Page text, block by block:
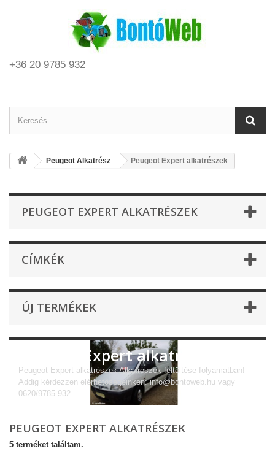
+36 20 9785 932
Peugeot Alkatrész Peugeot Expert alkatrészek
PEUGEOT EXPERT ALKATRÉSZEK
CÍMKÉK
ÚJ TERMÉKEK
Peugeot Expert alkatrészek
Peugeot Expert alkatrészek Alkatrészek feltöltése folyamatban!
Addig kérdezzen elérhetőségeinken: info@bontoweb.hu vagy
0620/9785-932
PEUGEOT EXPERT ALKATRÉSZEK
5 terméket találtam.